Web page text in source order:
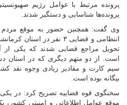
پرونده مرتبط با عوامل رژیم
پرونده‌ها شناسایی و دستگیر شدند.
وی گفت: همچنین حضور به موقع مردم
انتظامی و قضایی ۳ نفر در
تحویل مراجع قضایی شدند که یکی از
است. از دو متهم دیگری که در استان
سیم کارت و مقادیر زیادی وجوه نقد
بیگانه بوده است.
سخنگوی قوه قضاییه تصریح کرد: در یکی
موقع عوامل اطلاعاتی و امنیتی